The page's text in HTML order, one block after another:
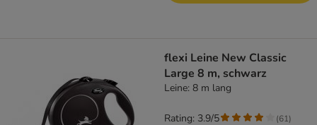
flexi Leine New Classic
Large 8 m, schwarz
Leine: 8 m lang
Rating: 3.9/5 (61)